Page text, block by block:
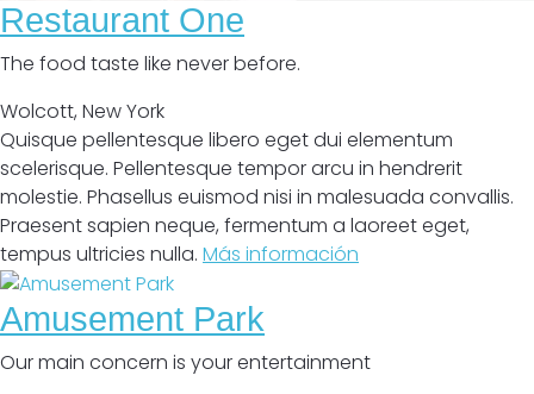
Restaurant One
The food taste like never before.
Wolcott, New York
Quisque pellentesque libero eget dui elementum
scelerisque. Pellentesque tempor arcu in hendrerit
molestie. Phasellus euismod nisi in malesuada convallis.
Praesent sapien neque, fermentum a laoreet eget,
tempus ultricies nulla. Más información
Amusement Park
Our main concern is your entertainment